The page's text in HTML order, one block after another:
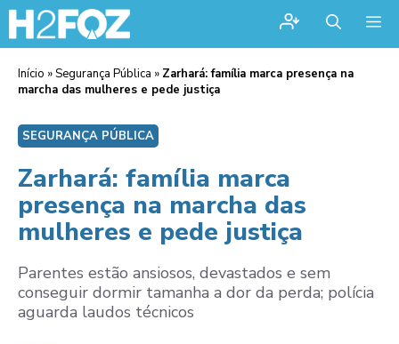
Início »Segurança Pública » Zarhará: família marca presença na
marcha das mulheres e pede justiça
SEGURANÇA PÚBLICA
Zarhará: família marca
presença na marcha das
mulheres e pede justiça
Parentes estão ansiosos, devastados e sem
conseguir dormir tamanha a dor da perda; polícia
aguarda laudos técnicos